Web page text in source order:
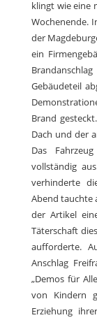
klingt wie eine
Wochenende.
der
ein
Gebäudeteil
Brand
Dach und der
Das
vollständig
verhinderte
Abend tauchte
der Artikel
Täterschaft
aufforderte.
Anschlag
„Demos für
von Kindern
Erziehung